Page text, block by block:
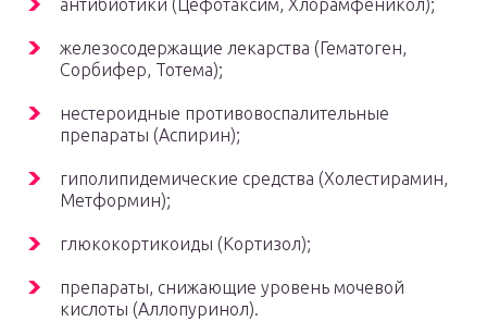
антибиотики (Цефотаксим, Хлорамфеникол);
железосодержащие лекарства (Гематоген,
Сорбифер, Тотема);
нестероидные противовоспалительные
препараты (Аспирин);
гиполипидемические средства (Холестирамин,
Метформин);
глюкокортикоиды (Кортизол);
препараты, снижающие уровень мочевой
кислоты (Аллопуринол).